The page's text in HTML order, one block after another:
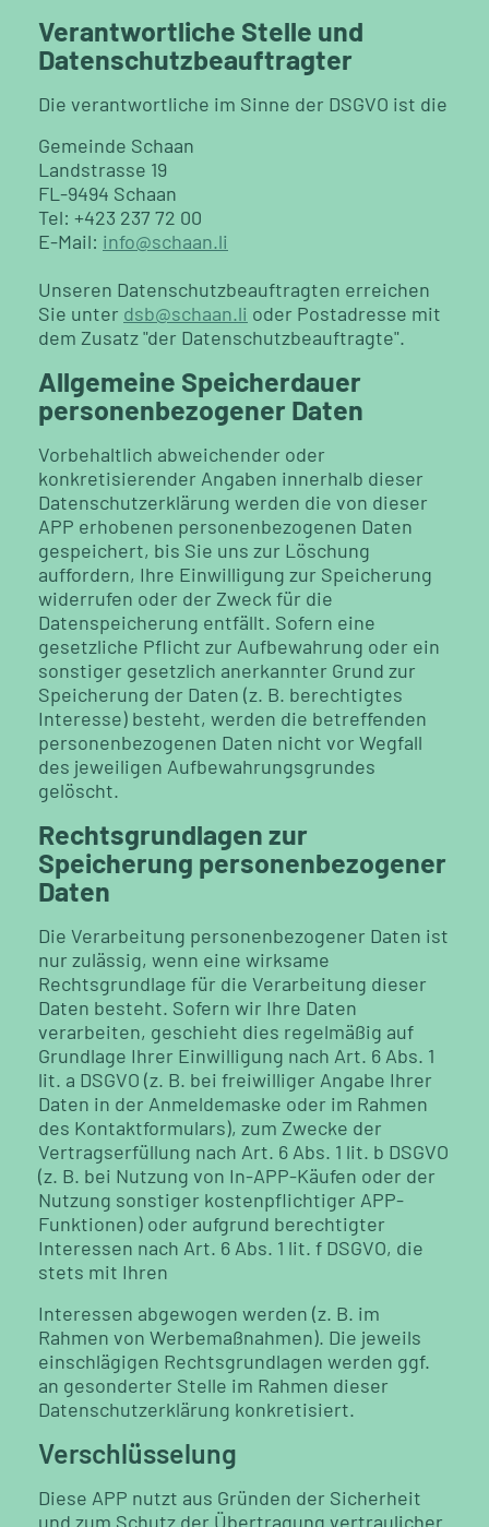
Verantwortliche Stelle und
Datenschutzbeauftragter
Die ver­ant­wort­li­che im Sinne der DSGVO ist die
Ge­mein­de Scha­an
Land­stras­se 19
FL-9494 Scha­an
Tel: +423 237 72 00
E-Mail: info@​scha­an.​li
Un­se­ren Da­ten­schutz­be­auf­trag­ten er­rei­chen
Sie unter dsb@​scha­an.​li oder Post­adres­se mit
dem Zu­satz "der Da­ten­schutz­be­auf­trag­te".
Allgemeine Speicherdauer
personenbezogener Daten
Vorbehaltlich abweichender oder
konkretisierender Angaben innerhalb dieser
Datenschutzerklärung werden die von dieser
APP erhobenen personenbezogenen Daten
gespeichert, bis Sie uns zur Löschung
auffordern, Ihre Einwilligung zur Speicherung
widerrufen oder der Zweck für die
Datenspeicherung entfällt. Sofern eine
gesetzliche Pflicht zur Aufbewahrung oder ein
sonstiger gesetzlich anerkannter Grund zur
Speicherung der Daten (z. B. berechtigtes
Interesse) besteht, werden die betreffenden
personenbezogenen Daten nicht vor Wegfall
des jeweiligen Aufbewahrungsgrundes
gelöscht.
Rechtsgrundlagen zur
Speicherung personenbezogener
Daten
Die Verarbeitung personenbezogener Daten ist
nur zulässig, wenn eine wirksame
Rechtsgrundlage für die Verarbeitung dieser
Daten besteht. Sofern wir Ihre Daten
verarbeiten, geschieht dies regelmäßig auf
Grundlage Ihrer Einwilligung nach Art. 6 Abs. 1
lit. a DSGVO (z. B. bei freiwilliger Angabe Ihrer
Daten in der Anmeldemaske oder im Rahmen
des Kontaktformulars), zum Zwecke der
Vertragserfüllung nach Art. 6 Abs. 1 lit. b DSGVO
(z. B. bei Nutzung von In-APP-Käufen oder der
Nutzung sonstiger kostenpflichtiger APP-
Funktionen) oder aufgrund berechtigter
Interessen nach Art. 6 Abs. 1 lit. f DSGVO, die
stets mit Ihren
Interessen abgewogen werden (z. B. im
Rahmen von Werbemaßnahmen). Die jeweils
einschlägigen Rechtsgrundlagen werden ggf.
an gesonderter Stelle im Rahmen dieser
Datenschutzerklärung konkretisiert.
Verschlüsselung
Diese APP nutzt aus Gründen der Sicherheit
und zum Schutz der Übertragung vertraulicher